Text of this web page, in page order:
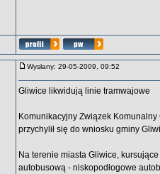
Wysłany: 29-05-2009, 09:52
Gliwice likwidują linie tramwajowe
Komunikacyjny Związek
przychylił się do wniosku gminy
Na terenie miasta Gliwice,
autobusową - niskopodłogowe